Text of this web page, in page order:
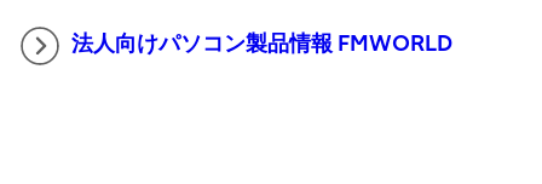
法人向けパソコン製品情報 FMWORLD